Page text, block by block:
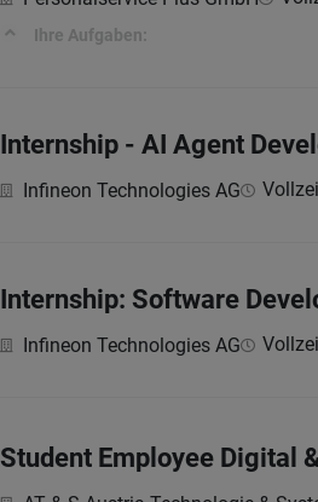
Ihre Aufgaben:
Internship - AI Agent
Infineon Technologies AG
Internship: Software
Infineon Technologies AG
Student Employee Digital